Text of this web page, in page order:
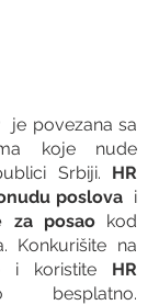
  je povezana sa
koje nude
Srbiji. HR
poslova
  i
za posao kod
i koristite HR